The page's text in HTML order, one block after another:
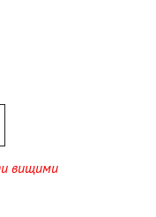
вищими